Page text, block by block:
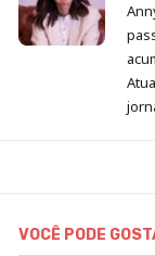
VOCÊ PODE